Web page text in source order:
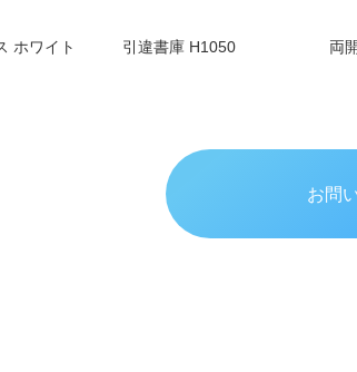
ホワイト 引違書庫 H1050 両
お問